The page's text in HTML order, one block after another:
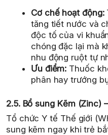
Cơ chế hoạt động:
tăng tiết nước và
độc tố của vi
chóng đặc lại mà
nhu động ruột tự
Ưu điểm: Thuốc
phân hay trướng
2.5. Bổ sung Kẽm (Zinc)
Tổ chức Y tế Thế giới
sung kẽm ngay khi trẻ